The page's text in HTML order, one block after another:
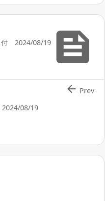

2024/08/19
08/19
 Prev